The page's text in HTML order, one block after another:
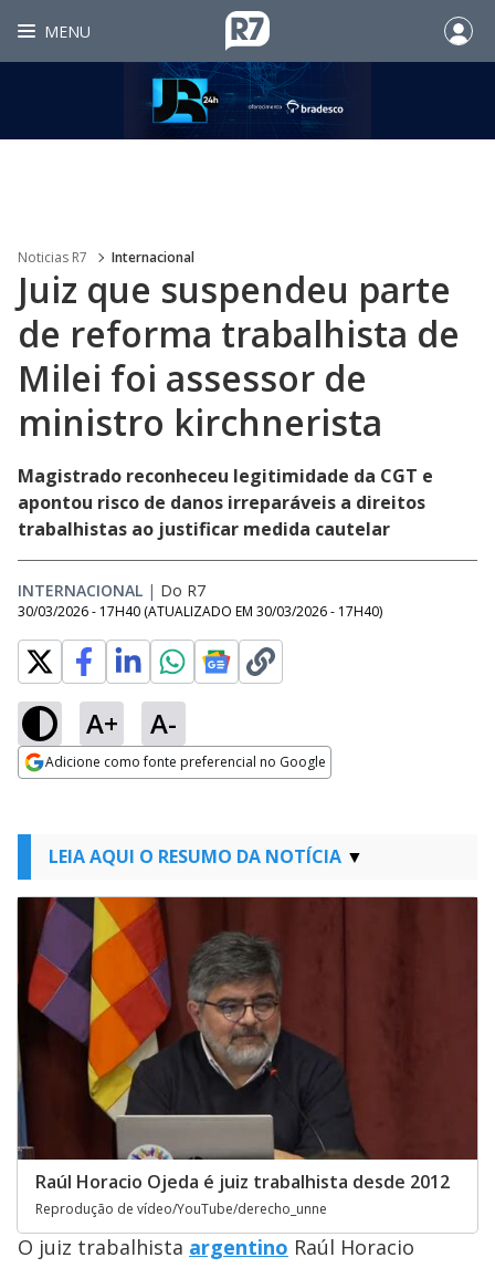
MENU
Noticias R7 Internacional
Juiz que suspendeu parte
de reforma trabalhista de
Milei foi assessor de
ministro kirchnerista
Magistrado reconheceu legitimidade da CGT e
apontou risco de danos irreparáveis a direitos
trabalhistas ao justificar medida cautelar
INTERNACIONAL | Do R7
30/03/2026 - 17H40 (ATUALIZADO EM 30/03/2026 - 17H40)
A+ A-
Adicione como fonte preferencial no Google
LEIA AQUI O RESUMO DA NOTÍCIA
Raúl Horacio Ojeda é juiz trabalhista desde 2012
Reprodução de vídeo/YouTube/derecho_unne
O juiz trabalhista argentino Raúl Horacio